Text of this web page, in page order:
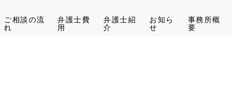
ご相談の流
れ
弁護士費
用
弁護士紹
介
お知ら
せ
事務所概
要